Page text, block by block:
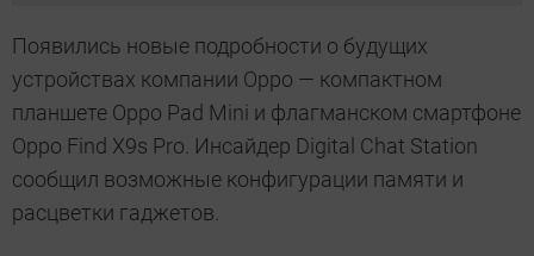
Появились новые подробности о будущих
устройствах компании Oppo — компактном
планшете Oppo Pad Mini и флагманском смартфоне
Oppo Find X9s Pro. Инсайдер Digital Chat Station
сообщил возможные конфигурации памяти и
расцветки гаджетов.